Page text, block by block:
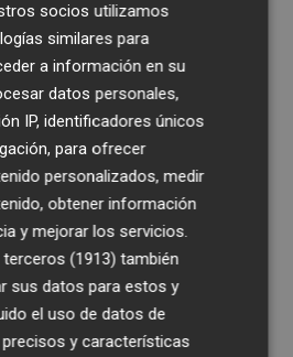
tenencia de alcaldía sur
de la infraestructura en las
eclipse para convertirlo en "un
la actualidad de
en tu correo
suscribirme
socios utilizamos
similares para
a información en su
datos personales,
IP, identificadores únicos
para ofrecer
personalizados, medir
obtener información
y mejorar los servicios.
(1913) también
sus datos para estos y
el uso de datos de
y características